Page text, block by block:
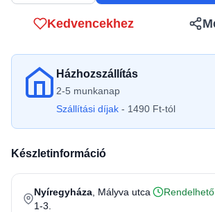
Kedvencekhez
Házhozszállítás
2-5 munkanap
Szállítási díjak - 1490 Ft-tól
Készletinformáció
Nyíregyháza , Mályva utca
1-3.